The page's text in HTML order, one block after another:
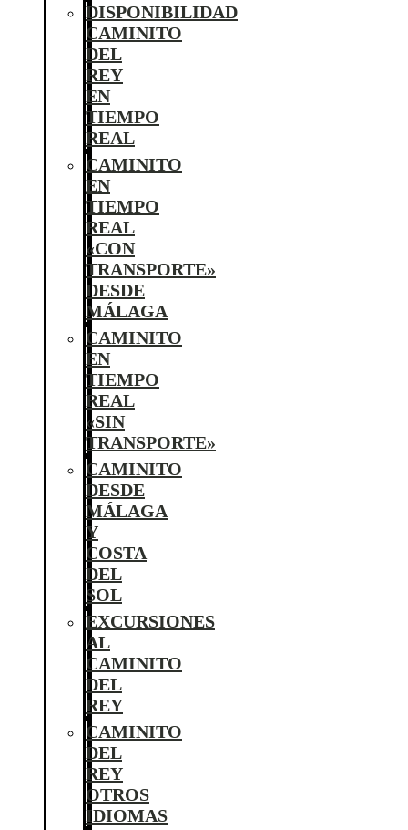
DISPONIBILIDAD
CAMINITO
DEL
REY
EN
TIEMPO
REAL
CAMINITO
EN
TIEMPO
REAL
«CON
TRANSPORTE»
DESDE
MÁLAGA
CAMINITO
EN
TIEMPO
REAL
«SIN
TRANSPORTE»
CAMINITO
DESDE
MÁLAGA
Y
COSTA
DEL
SOL
EXCURSIONES
AL
CAMINITO
DEL
REY
CAMINITO
DEL
REY
OTROS
IDIOMAS